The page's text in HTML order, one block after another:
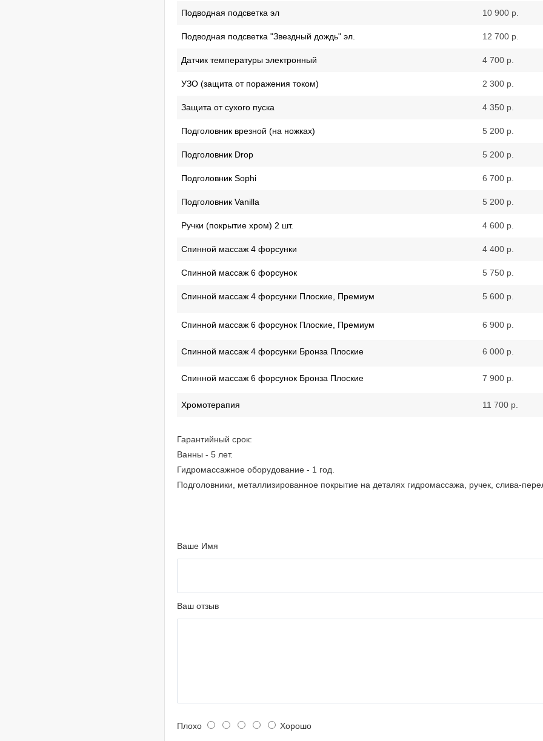
Подводная подсветка эл 10 900 р.
Подводная подсветка "Звездный дождь" эл. 12 700 р.
Датчик температуры электронный 4 700 р.
УЗО (защита от поражения током) 2 300 р.
Защита от сухого пуска 4 350 р.
Подголовник врезной (на ножках) 5 200 р.
Подголовник Drop 5 200 р.
Подголовник Sophi 6 700 р.
Подголовник Vanilla 5 200 р.
Ручки (покрытие хром) 2 шт. 4 600 р.
Спинной массаж 4 форсунки 4 400 р.
Спинной массаж 6 форсунок 5 750 р.
Спинной массаж 4 форсунки Плоские, Премиум 5 600 р.
Спинной массаж 6 форсунок Плоские, Премиум 6 900 р.
Спинной массаж 4 форсунки Бронза Плоские 6 000 р.
Спинной массаж 6 форсунок Бронза Плоские 7 900 р.
Хромотерапия 11 700 р.
Гарантийный срок:
Ванны - 5 лет.
Гидромассажное оборудование - 1 год.
Подголовники, металлизированное покрытие на деталях гидромассажа, ручек, слива-
Ваше Имя
Ваш отзыв
Плохо Хорошо